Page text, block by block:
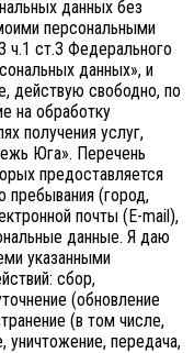
данных без
персональными
ч.1 ст.3 Федерального
данных», и
действую свободно, по
на обработку
получения услуг,
Юга». Перечень
предоставляется
пребывания (город,
почты (E-mail),
данные. Я даю
указанными
сбор,
(обновление
(в том числе,
уничтожение, передача,